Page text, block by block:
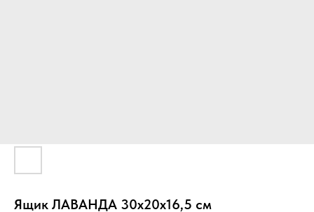
Ящик ЛАВАНДА 30х20х16,5 см